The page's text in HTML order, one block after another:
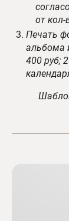
от кол-
Печать
альбома
400 руб;